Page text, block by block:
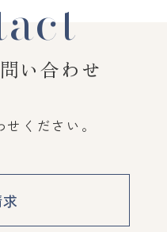
い合わせ
ください。